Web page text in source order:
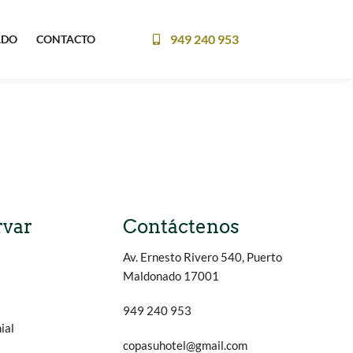
CONTACTO 949 240 953
Contáctenos
Av. Ernesto Rivero 540, Puerto
Maldonado 17001
949 240 953
copasuhotel@gmail.com